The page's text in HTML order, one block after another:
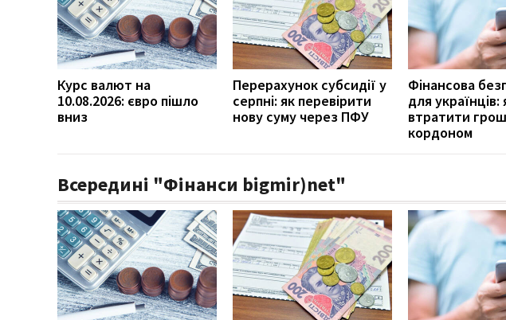
Курс валют на
10.08.2026: євро пішло
вниз
Перерахунок субсидії у
серпні: як перевірити
нову суму через ПФУ
Фінансова
для українців:
втратити
кордоном
Всередині "Фінанси bigmir)net"